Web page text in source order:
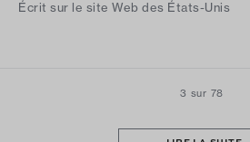
Écrit sur le site Web des États-Unis
3 sur 78